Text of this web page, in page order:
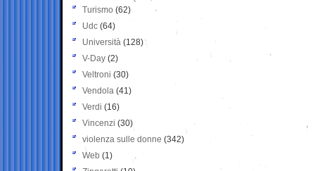
Turismo (62)
Udc (64)
Università (128)
V-Day (2)
Veltroni (30)
Vendola (41)
Verdi (16)
Vincenzi (30)
violenza sulle donne (342)
Web (1)